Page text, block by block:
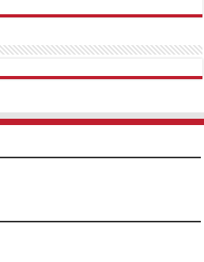
TipobetMatadorbetMariobet